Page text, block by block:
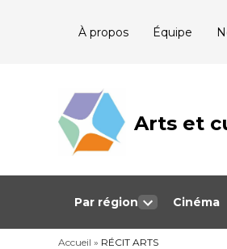
À propos Équipe
Arts et
Québec
Par région
dropdown
menu
Cinéma
Accueil » RÉCIT ARTS